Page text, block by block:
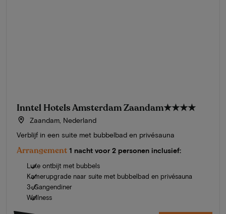
Inntel Hotels Amsterdam Zaandam★★★★
Zaandam, Nederland
Verblijf in een suite met bubbelbad en privésauna
Arrangement 1 nacht voor 2 personen inclusief:
Luxe ontbijt met bubbels
Kamerupgrade naar suite met bubbelbad en privésauna
3-Gangendiner
Wellness